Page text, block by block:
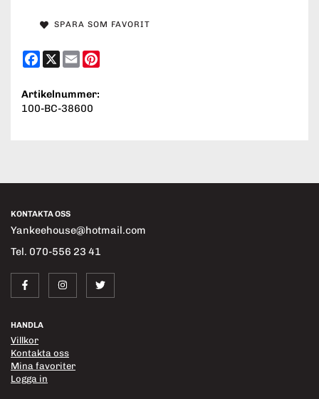
SPARA SOM FAVORIT
Facebook
X Email
Artikelnummer:
100-BC-38600
KONTAKTA OSS
Yankeehouse@hotmail.com
Tel. 070-556 23 41
HANDLA
Villkor
Kontakta oss
Mina favoriter
Logga in